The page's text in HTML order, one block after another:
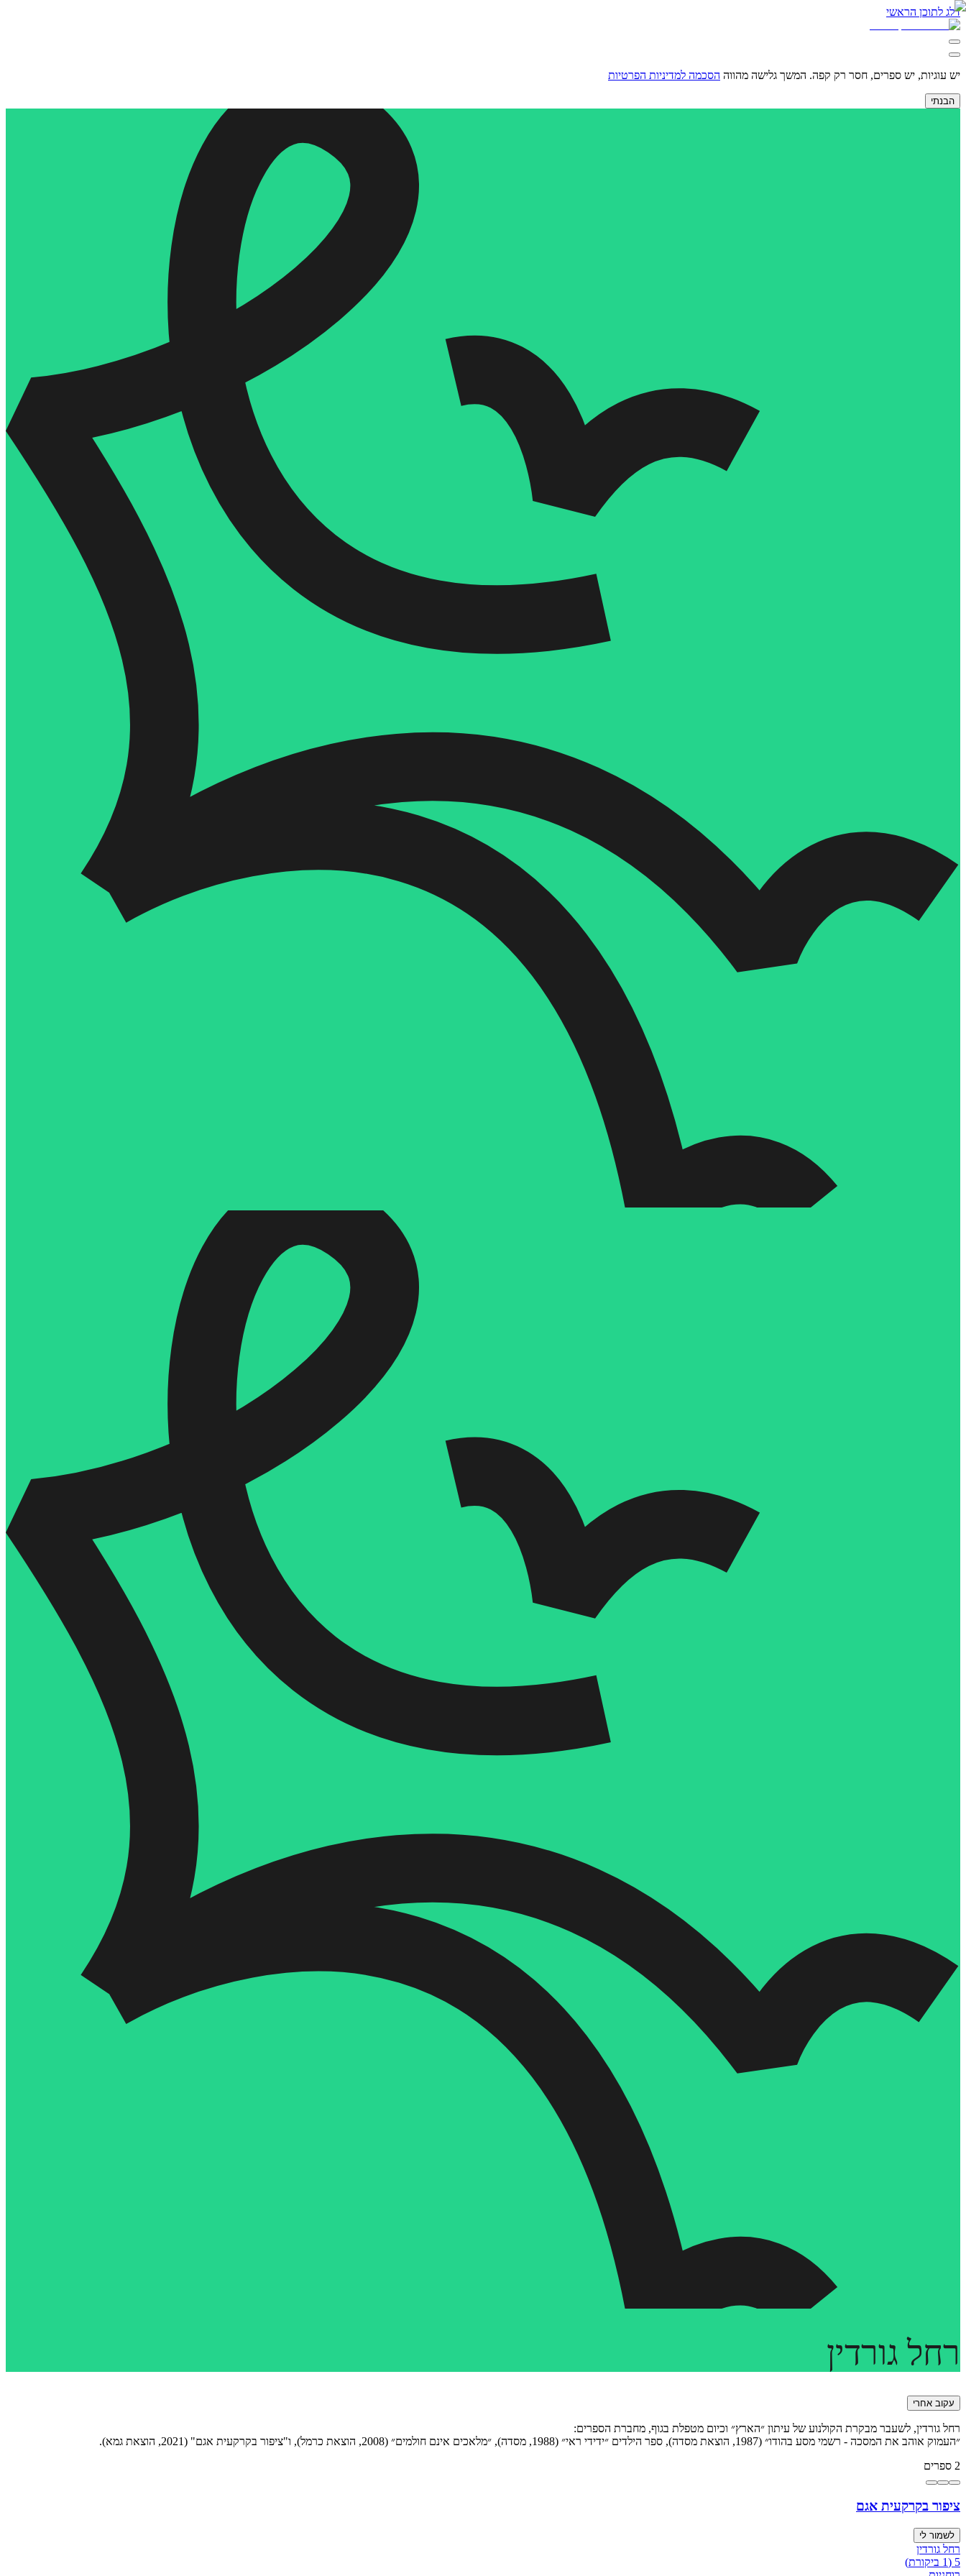
דלג לתוכן הראשי
יש עוגיות, יש ספרים, חסר רק קפה. המשך גלישה מהווה הסכמה למדיניות הפרטיות
הבנתי
רחל גורדין
עקוב אחרי
‬רחל‭ ‬גורדין‭ ,‬לשעבר‭ ‬מבקרת‭ ‬הקולנוע‭ ‬של‭ ‬עיתון ״‬הארץ‭ ״‬וכיום‭ ‬מטפלת‭ ‬בגוף, מחברת הספרים:
״העמוק אוהב את המסכה - רשמי מסע בהודו״ (1987, הוצאת מסדה), ספר הילדים ״ידידי ראי״ (1988, מסדה), ״מלאכים אינם חולמים״ (2008, הוצאת כרמל), ו"ציפור בקרקעית אגם" (2021, הוצאת גמא).
2 ספרים
ציפור בקרקעית אגם
לשמור לי
רחל גורדין
5
(
1 ביקורת)